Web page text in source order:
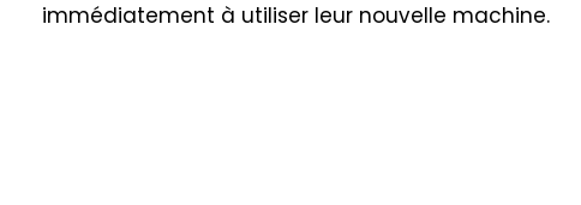
immédiatement à utiliser leur nouvelle machine.